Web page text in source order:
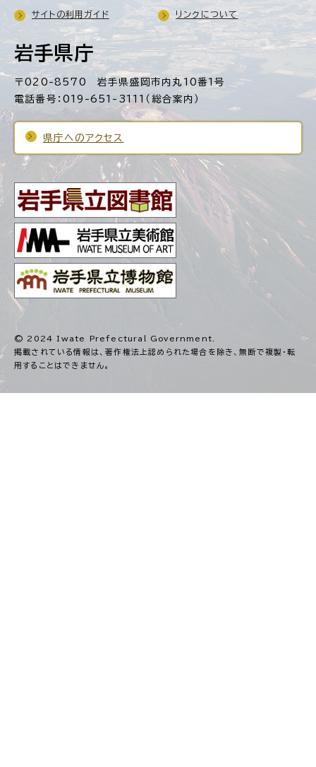
岩手県庁
〒020-8570 岩手県盛岡市内丸10番1号
電話番号：019-651-3111（総合案内）
県庁へのアクセス
サイトの利用ガイド リンクについて
© 2024 Iwate Prefectural Government.
掲載されている情報は、著作権法上認められた場合を除き、無断で複製・転
用することはできません。